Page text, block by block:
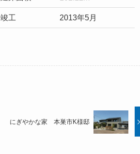
竣工 2013年5月
にぎやかな家 本巣市K様邸